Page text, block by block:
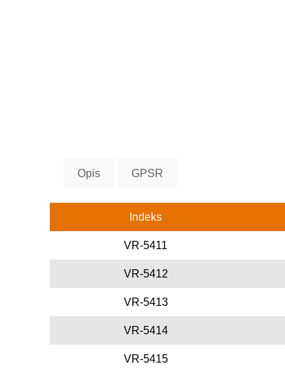
Opis GPSR
Indeks
VR-5411
VR-5412
VR-5413
VR-5414
VR-5415